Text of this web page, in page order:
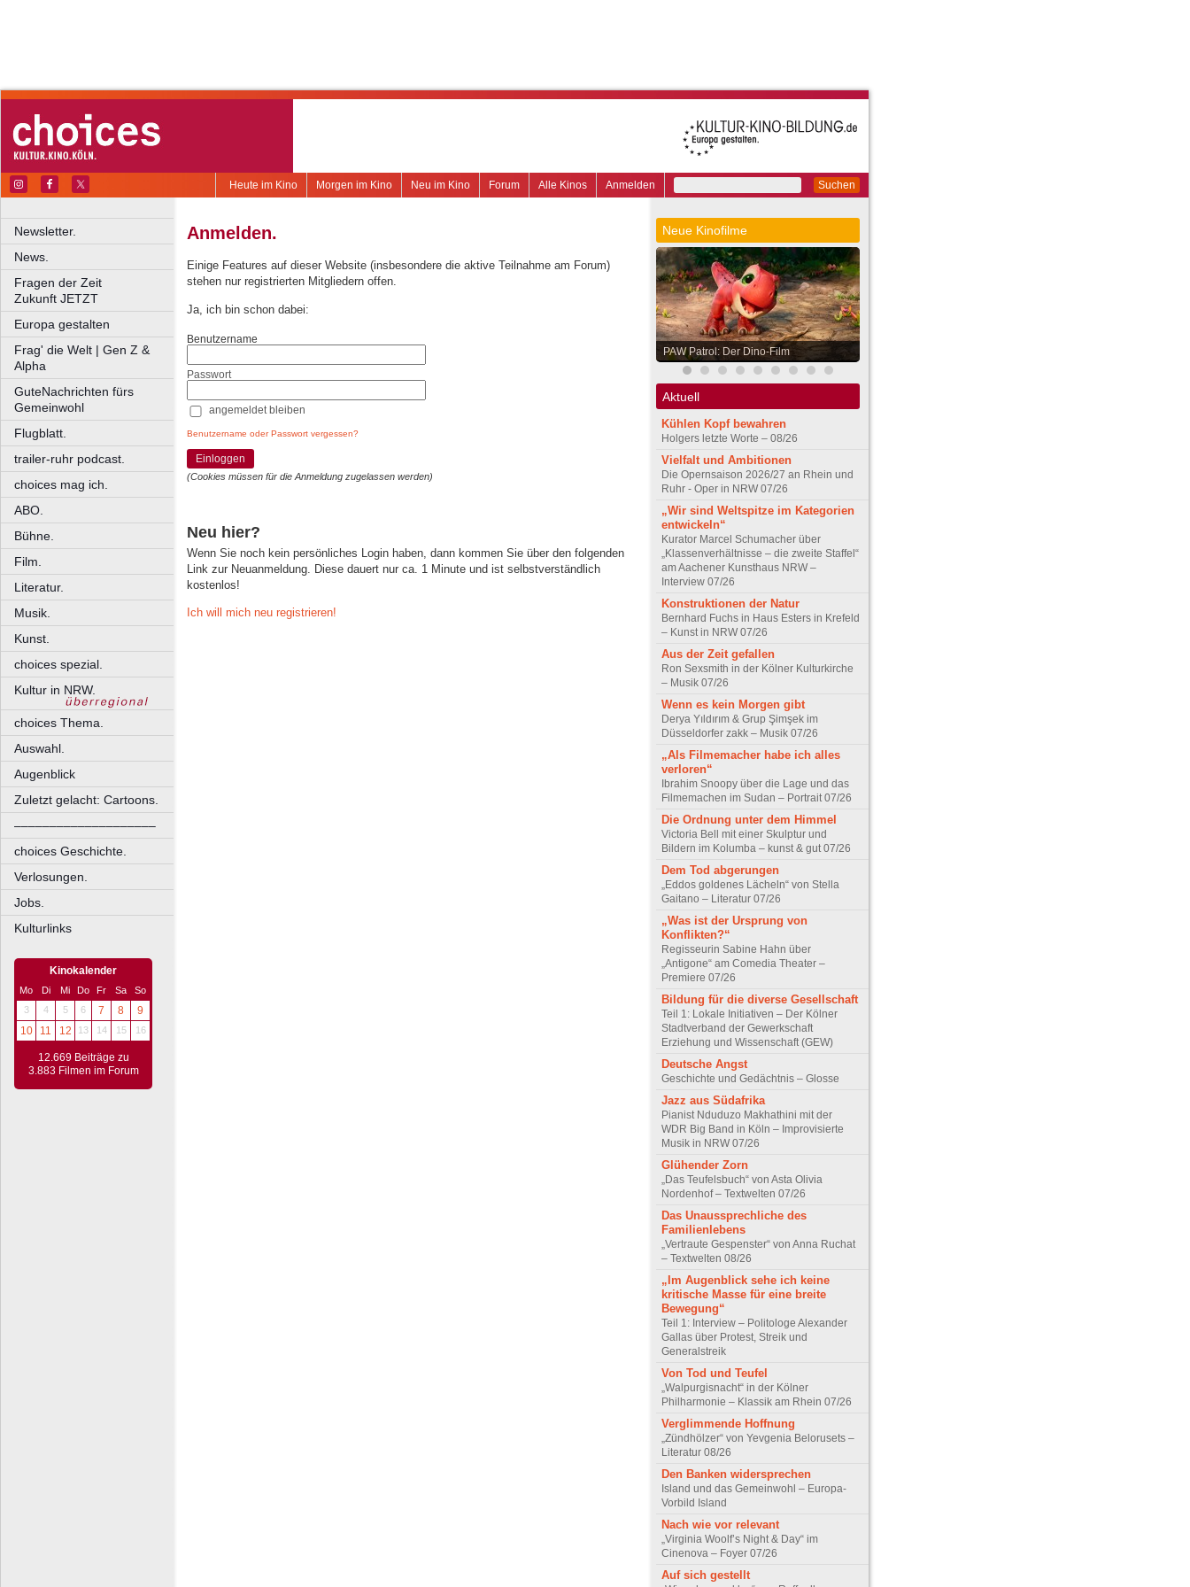
Suchen
Anmelden
Alle Kinos
Forum
Neu im Kino
Morgen im Kino
Heute im Kino
Newsletter.
News.
Fragen der Zeit
Zukunft JETZT
Europa gestalten
Frag' die Welt | Gen Z &
Alpha
GuteNachrichten fürs
Gemeinwohl
Flugblatt.
trailer-ruhr podcast.
choices mag ich.
ABO.
Bühne.
Film.
Literatur.
Musik.
Kunst.
choices spezial.
Kultur in NRW.
choices Thema.
Auswahl.
Augenblick
Zuletzt gelacht: Cartoons.
––––––––––––––––––––
choices Geschichte.
Verlosungen.
Jobs.
Kulturlinks
Kinokalender
Mo Di Mi Do Fr Sa
So
3
4 5 6 7 8
9
10
11 12 13 14 15 16
12.669 Beiträge zu
3.883 Filmen im Forum
Anmelden.
Einige Features auf dieser Website (insbesondere die aktive Teilnahme am Forum)
stehen nur registrierten Mitgliedern offen.
Ja, ich bin schon dabei:
Benutzername
Passwort
angemeldet bleiben
Benutzername oder Passwort vergessen?
Einloggen
(Cookies müssen für die Anmeldung zugelassen werden)
Neu hier?
Wenn Sie noch kein persönliches Login haben, dann kommen Sie über den folgenden
Link zur Neuanmeldung. Diese dauert nur ca. 1 Minute und ist selbstverständlich
kostenlos!
Ich will mich neu registrieren!
Neue Kinofilme
PAW Patrol: Der Dino-Film
Aktuell
Kühlen Kopf bewahren
Holgers letzte Worte – 08/26
Vielfalt und Ambitionen
Die Opernsaison 2026/27 an Rhein und
Ruhr - Oper in NRW 07/26
„Wir sind Weltspitze im Kategorien
entwickeln“
Kurator Marcel Schumacher über
„Klassenverhältnisse – die zweite Staffel“
am Aachener Kunsthaus NRW –
Interview 07/26
Konstruktionen der Natur
Bernhard Fuchs in Haus Esters in Krefeld
– Kunst in NRW 07/26
Aus der Zeit gefallen
Ron Sexsmith in der Kölner Kulturkirche
– Musik 07/26
Wenn es kein Morgen gibt
Derya Yıldırım & Grup Şimşek im
Düsseldorfer zakk – Musik 07/26
„Als Filmemacher habe ich alles
verloren“
Ibrahim Snoopy über die Lage und das
Filmemachen im Sudan – Portrait 07/26
Die Ordnung unter dem Himmel
Victoria Bell mit einer Skulptur und
Bildern im Kolumba – kunst & gut 07/26
Dem Tod abgerungen
„Eddos goldenes Lächeln“ von Stella
Gaitano – Literatur 07/26
„Was ist der Ursprung von
Konflikten?“
Regisseurin Sabine Hahn über
„Antigone“ am Comedia Theater –
Premiere 07/26
Bildung für die diverse Gesellschaft
Teil 1: Lokale Initiativen – Der Kölner
Stadtverband der Gewerkschaft
Erziehung und Wissenschaft (GEW)
Deutsche Angst
Geschichte und Gedächtnis – Glosse
Jazz aus Südafrika
Pianist Nduduzo Makhathini mit der
WDR Big Band in Köln – Improvisierte
Musik in NRW 07/26
Glühender Zorn
„Das Teufelsbuch“ von Asta Olivia
Nordenhof – Textwelten 07/26
Das Unaussprechliche des
Familienlebens
„Vertraute Gespenster“ von Anna Ruchat
– Textwelten 08/26
„Im Augenblick sehe ich keine
kritische Masse für eine breite
Bewegung“
Teil 1: Interview – Politologe Alexander
Gallas über Protest, Streik und
Generalstreik
Von Tod und Teufel
„Walpurgisnacht“ in der Kölner
Philharmonie – Klassik am Rhein 07/26
Verglimmende Hoffnung
„Zündhölzer“ von Yevgenia Belorusets –
Literatur 08/26
Den Banken widersprechen
Island und das Gemeinwohl – Europa-
Vorbild Island
Nach wie vor relevant
„Virginia Woolf’s Night & Day“ im
Cinenova – Foyer 07/26
Auf sich gestellt